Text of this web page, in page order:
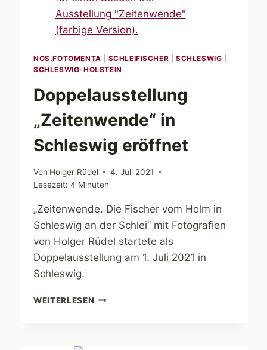
NOS.FOTOMENTA SCHLEIFISCHER |SCHLESWIG
SCHLESWIG-HOLSTEIN
Doppelausstellung
„Zeitenwende“ in
Schleswig eröffnet
Von Holger Rüdel
4. Juli 2021
Lesezeit: 4 Minuten
„Zeitenwende. Die Fischer vom Holm in
Schleswig an der Schlei“ mit Fotografien
von Holger Rüdel startete als
Doppelausstellung am 1. Juli 2021 in
Schleswig.
WEITERLESEN DOPPELAUSSTELLUNG